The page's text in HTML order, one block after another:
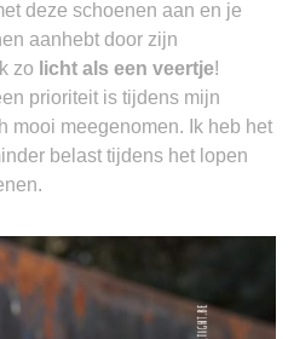
deze schoenen aan en je
aanhebt door zijn
zo licht als een veertje!
prioriteit is tijdens mijn
mooi meegenomen. Ik heb het
belast tijdens het lopen